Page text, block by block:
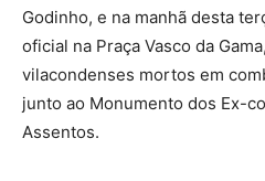
Godinho, e na manhã desta
oficial na Praça Vasco da
vilacondenses mortos em
junto ao Monumento dos Ex-
Assentos.